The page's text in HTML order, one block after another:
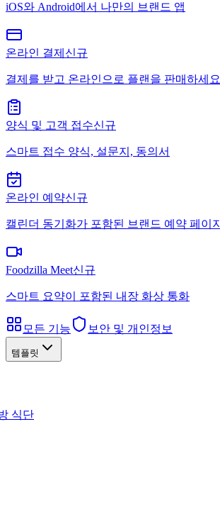
iOS와 Android에서 나만의 브랜드 앱
온라인 결제 신규
결제를 받고 온라인으로 플랜을 판매하세요
양식 및 고객 접수신규
스마트 접수 양식, 설문지, 동의서
온라인 예약신규
캘린더 동기화가 포함된 브랜드 예약 페이지
Foodzilla Meet신규
스마트 요약이 포함된 내장 화상 통화
모든 기능 보안 및 개인정보
템플릿
식단